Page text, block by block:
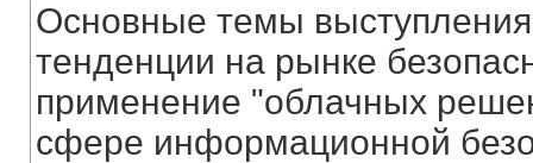
Основные темы
тенденции на рынке
применение "облачных
сфере информационной